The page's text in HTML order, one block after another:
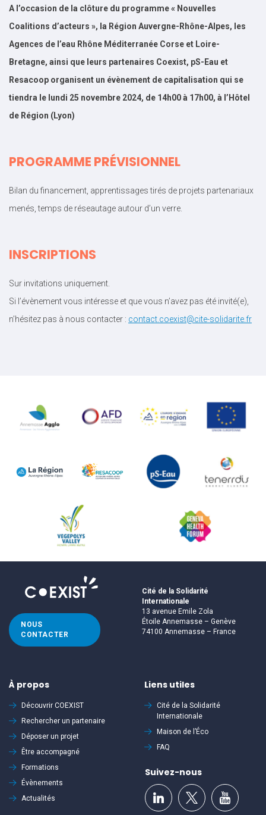
A l’occasion de la clôture du programme « Nouvelles
Coalitions d’acteurs », la Région Auvergne-Rhône-Alpes, les
Agences de l’eau Rhône Méditerranée Corse et Loire-
Bretagne, ainsi que leurs partenaires Coexist, pS-Eau et
Resacoop organisent un évènement de capitalisation qui se
tiendra le lundi 25 novembre 2024, de 14h00 à 17h00, à l’Hôtel
de Région (Lyon)
PROGRAMME PRÉVISIONNEL
Bilan du financement, apprentissages tirés de projets partenariaux
menés, temps de réseautage autour d’un verre.
INSCRIPTIONS
Sur invitations uniquement.
Si l’évènement vous intéresse et que vous n’avez pas été invité(e),
n’hésitez pas à nous contacter : contact.coexist@cite-solidarite.fr
NOUS
CONTACTER
Cité de la Solidarité
Internationale
13 avenue Emile Zola
Étoile Annemasse – Genève
74100 Annemasse – France
À propos
Découvrir COEXIST
Rechercher un partenaire
Déposer un projet
Être accompagné
Formations
Évènements
Actualités
Liens utiles
Cité de la Solidarité
Internationale
Maison de l’Éco
FAQ
Suivez-nous